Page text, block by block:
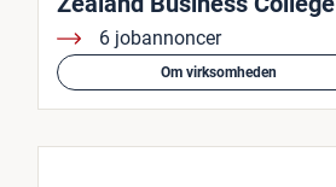
6 jobannoncer
Om virksomheden